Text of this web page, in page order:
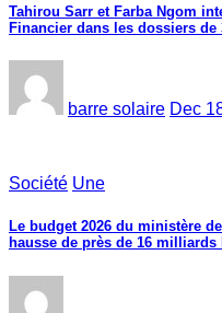
Tahirou Sarr et Farba Ngom
Financier dans les dossiers
barre solaire Dec
Société Une
Le budget 2026 du ministère
hausse de près de 16 milliards